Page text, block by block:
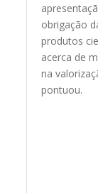
obrigação
produtos
acerca de
na
pontuou.